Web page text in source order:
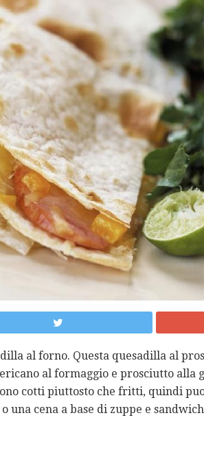
al forno. Questa quesadilla al
al formaggio e prosciutto alla
cotti piuttosto che fritti, quindi
una cena a base di zuppe e